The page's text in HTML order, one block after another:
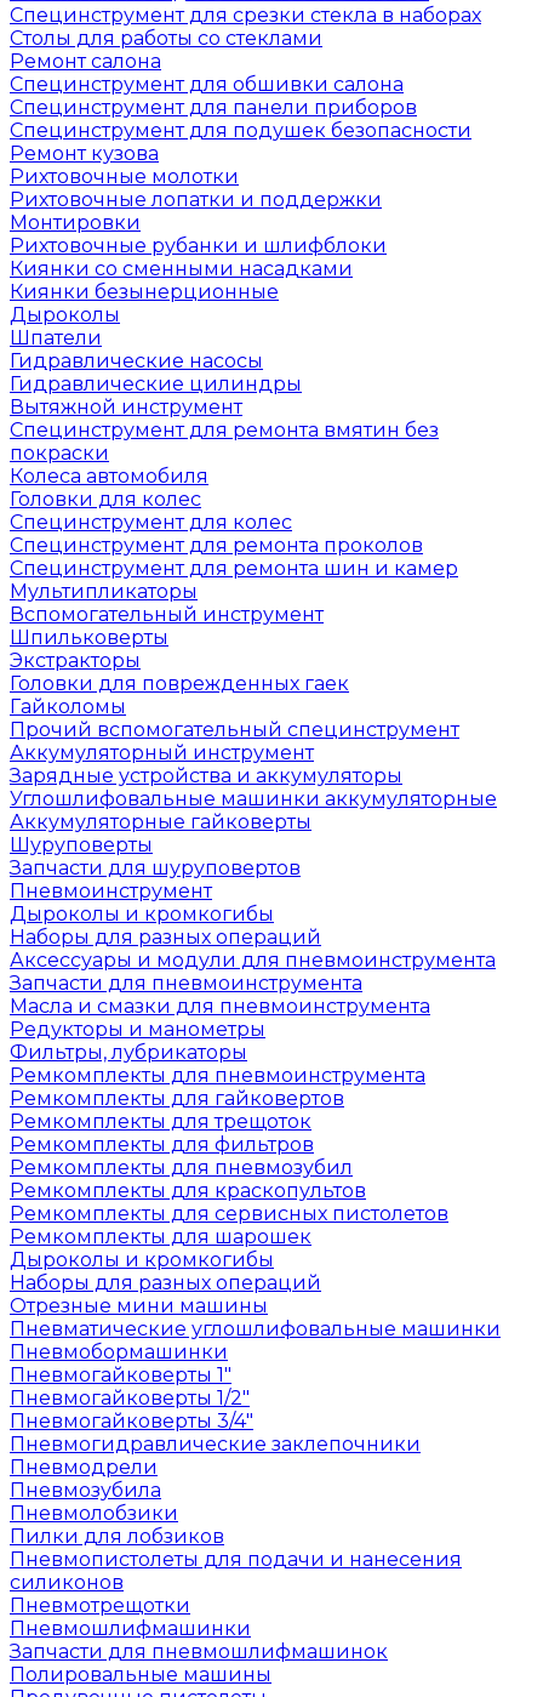
Специнструмент для срезки стекла в наборах
Столы для работы со стеклами
Ремонт салона
Специнструмент для обшивки салона
Специнструмент для панели приборов
Специнструмент для подушек безопасности
Ремонт кузова
Рихтовочные молотки
Рихтовочные лопатки и поддержки
Монтировки
Рихтовочные рубанки и шлифблоки
Киянки со сменными насадками
Киянки безынерционные
Дыроколы
Шпатели
Гидравлические насосы
Гидравлические цилиндры
Вытяжной инструмент
Специнструмент для ремонта вмятин без
покраски
Колеса автомобиля
Головки для колес
Специнструмент для колес
Специнструмент для ремонта проколов
Специнструмент для ремонта шин и камер
Мультипликаторы
Вспомогательный инструмент
Шпильковерты
Экстракторы
Головки для поврежденных гаек
Гайколомы
Прочий вспомогательный специнструмент
Аккумуляторный инструмент
Зарядные устройства и аккумуляторы
Углошлифовальные машинки аккумуляторные
Аккумуляторные гайковерты
Шуруповерты
Запчасти для шуруповертов
Пневмоинструмент
Дыроколы и кромкогибы
Наборы для разных операций
Аксессуары и модули для пневмоинструмента
Запчасти для пневмоинструмента
Масла и смазки для пневмоинструмента
Редукторы и манометры
Фильтры, лубрикаторы
Ремкомплекты для пневмоинструмента
Ремкомплекты для гайковертов
Ремкомплекты для трещоток
Ремкомплекты для фильтров
Ремкомплекты для пневмозубил
Ремкомплекты для краскопультов
Ремкомплекты для сервисных пистолетов
Ремкомплекты для шарошек
Дыроколы и кромкогибы
Наборы для разных операций
Отрезные мини машины
Пневматические углошлифовальные машинки
Пневмобормашинки
Пневмогайковерты 1"
Пневмогайковерты 1/2"
Пневмогайковерты 3/4"
Пневмогидравлические заклепочники
Пневмодрели
Пневмозубила
Пневмолобзики
Пилки для лобзиков
Пневмопистолеты для подачи и нанесения
силиконов
Пневмотрещотки
Пневмошлифмашинки
Запчасти для пневмошлифмашинок
Полировальные машины